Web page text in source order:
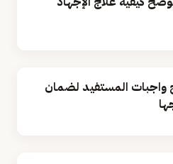
المستفيد لضمان